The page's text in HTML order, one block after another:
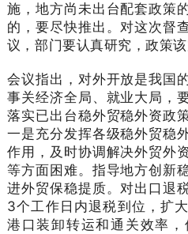
施，地方尚未出台配套政策
的，要尽快推出。对这次督
议，部门要认真研究，政策该
会议指出，对外开放是我国
事关经济全局、就业大局，
落实已出台稳外贸稳外资政
一是充分发挥各级稳外贸稳
作用，及时协调解决外贸外
等方面困难。指导地方创新
进外贸保稳提质。对出口退
3个工作日内退税到位，扩
港口装卸转运和通关效率